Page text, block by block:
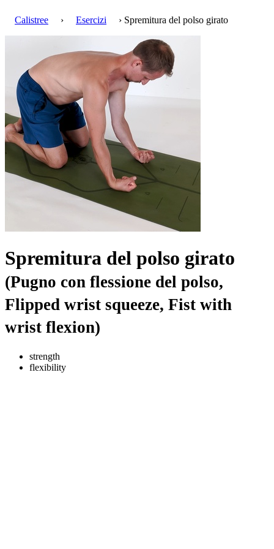
Calistree › Esercizi › Spremitura del polso girato
Spremitura del polso girato
(Pugno con flessione del polso,
Flipped wrist squeeze, Fist with
wrist flexion)
strength
flexibility